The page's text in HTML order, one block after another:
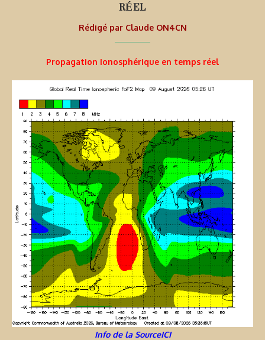
RÉEL
Rédigé par Claude ON4CN
Propagation Ionosphérique en temps réel
Info de la SourceICI